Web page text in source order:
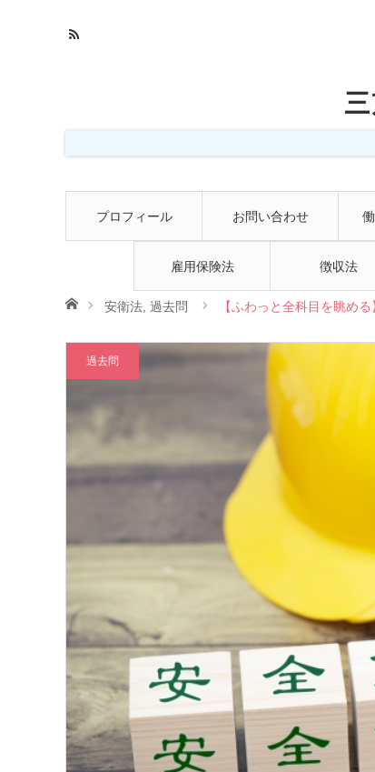
プロフィール お問い合わせ
雇用保険法 徴収法
ホーム安衛法 過去問 【ふわっと全科目を眺
過去問